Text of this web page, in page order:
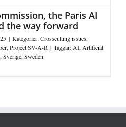
the Paris AI
the way forward
| Kategorier:Crosscutting issues,
,Project SV-A-R | Taggar:AI,Artificial
,Sverige,Sweden